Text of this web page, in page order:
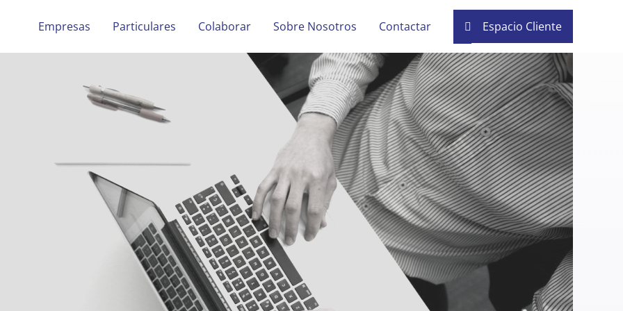
Empresas Particulares Colaborar Sobre Nosotros Contactar Espacio Cliente